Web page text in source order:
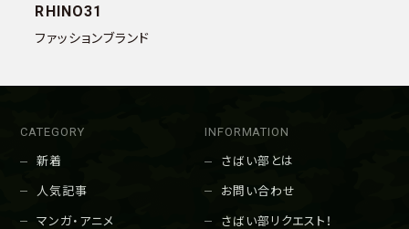
RHINO31
ファッションブランド
CATEGORY
新着
人気記事
マンガ・アニメ
INFORMATION
さばい部とは
お問い合わせ
さばい部リクエスト！